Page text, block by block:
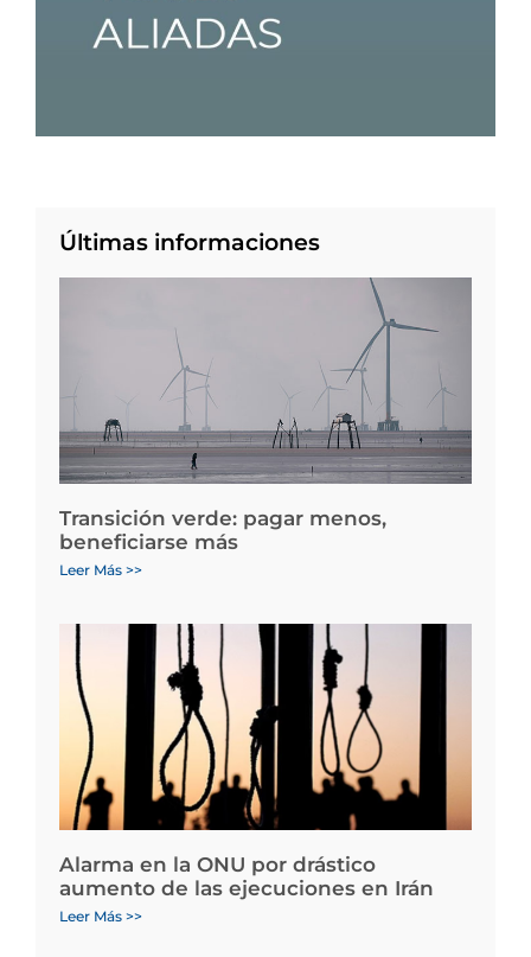
Últimas informaciones
Transición verde: pagar menos,
beneficiarse más
Leer Más >>
Alarma en la ONU por drástico
aumento de las ejecuciones en Irán
Leer Más >>